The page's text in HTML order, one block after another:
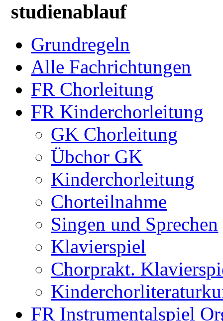
studienablauf
Grundregeln
Alle Fachrichtungen
FR Chorleitung
FR Kinderchorleitung
GK Chorleitung
Übchor GK
Kinderchorleitung
Chorteilnahme
Singen und Sprechen
Klavierspiel
Chorprakt.
FR Instrumentalspiel